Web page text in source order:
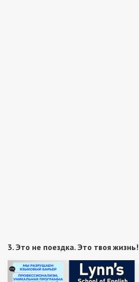
3. Это не поездка. Это твоя жизнь!